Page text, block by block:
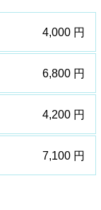
4,000 円
6,800 円
4,200 円
7,100 円